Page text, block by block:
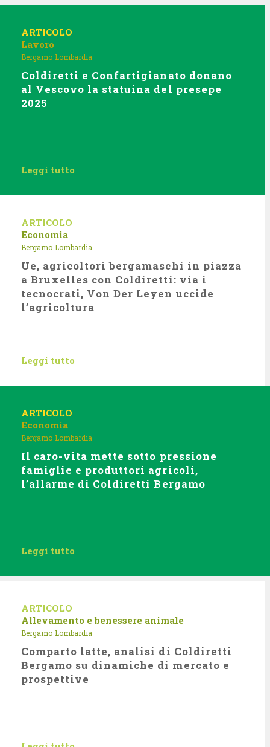
ARTICOLO
Lavoro
Bergamo Lombardia
Coldiretti e Confartigianato donano
al Vescovo la statuina del presepe
2025
Leggi tutto
ARTICOLO
Economia
Bergamo Lombardia
Ue, agricoltori bergamaschi in piazza
a Bruxelles con Coldiretti: via i
tecnocrati, Von Der Leyen uccide
l’agricoltura
Leggi tutto
ARTICOLO
Economia
Bergamo Lombardia
Il caro-vita mette sotto pressione
famiglie e produttori agricoli,
l’allarme di Coldiretti Bergamo
Leggi tutto
ARTICOLO
Allevamento e benessere animale
Bergamo Lombardia
Comparto latte, analisi di Coldiretti
Bergamo su dinamiche di mercato e
prospettive